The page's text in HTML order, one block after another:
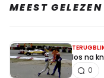
MEEST
los na
0